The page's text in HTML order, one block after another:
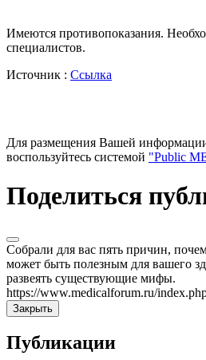
Имеются противопоказания.
специалистов.
Источник : Ссылка
Для размещения Вашей
воспользуйтесь системой "Public
Поделиться
Собрали для вас пять причин,
может быть полезным для вашего
развеять существующие мифы.
https://www.medicalforum.ru/
Закрыть
Публикации